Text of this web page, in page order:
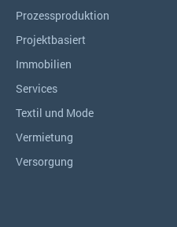
Prozessproduktion
Projektbasiert
Immobilien
Services
Textil und Mode
Vermietung
Versorgung